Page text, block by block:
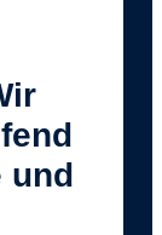
und